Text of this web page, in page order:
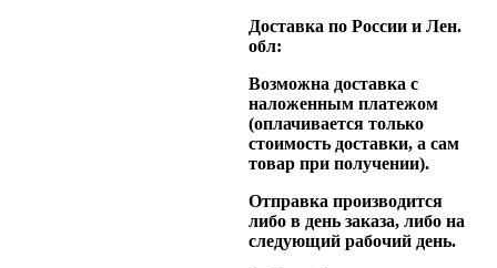
Доставка по России и Лен.
обл:
Возможна доставка с
наложенным платежом
(оплачивается только
стоимость доставки, а сам
товар при получении).
Отправка производится
либо в день заказа, либо на
следующий рабочий день.